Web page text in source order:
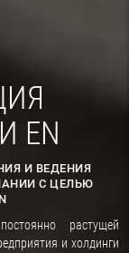
EN
И ВЕДЕНИЯ
С ЦЕЛЬЮ
растущей
и холдинги